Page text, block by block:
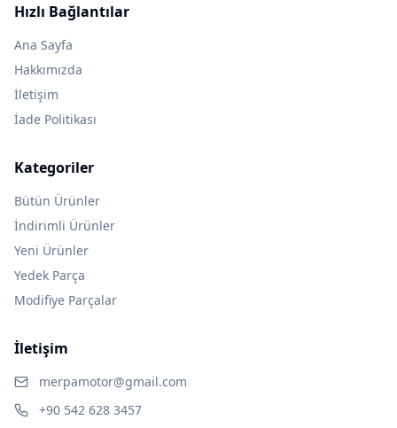
Hızlı Bağlantılar
Ana Sayfa
Hakkımızda
İletişim
İade Politikası
Kategoriler
Bütün Ürünler
İndirimli Ürünler
Yeni Ürünler
Yedek Parça
Modifiye Parçalar
İletişim
merpamotor@gmail.com
+90 542 628 3457